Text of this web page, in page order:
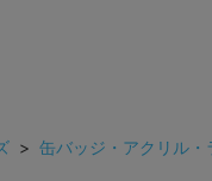
> 缶バッジ・アクリル